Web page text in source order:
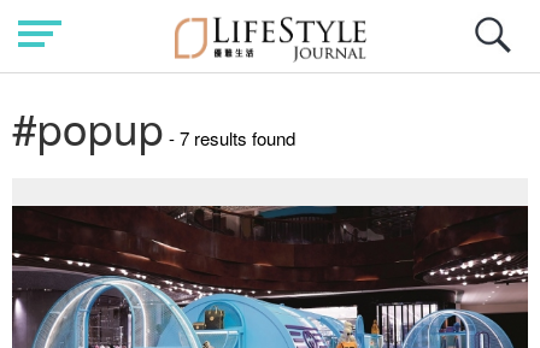
#popup - 7 results found